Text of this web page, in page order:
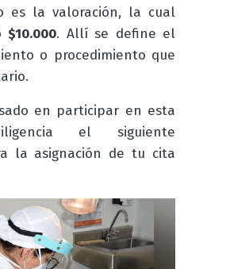
es la valoración, la cual
$10.000. Allí se define el
o procedimiento que
en participar en esta
el siguiente
la asignación de tu cita